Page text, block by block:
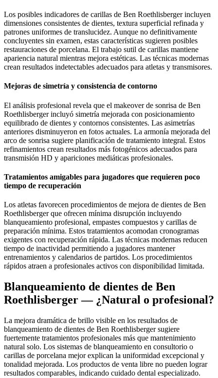
Los posibles indicadores de carillas de Ben Roethlisberger incluyen
dimensiones consistentes de dientes, textura superficial refinada y
patrones uniformes de translucidez. Aunque no definitivamente
concluyentes sin examen, estas características sugieren posibles
restauraciones de porcelana. El trabajo sutil de carillas mantiene
apariencia natural mientras mejora estéticas. Las técnicas modernas
crean resultados indetectables adecuados para atletas y transmisores.
Mejoras de simetría y consistencia de contorno
El análisis profesional revela que el makeover de sonrisa de Ben
Roethlisberger incluyó simetría mejorada con posicionamiento
equilibrado de dientes y contornos consistentes. Las asimetrías
anteriores disminuyeron en fotos actuales. La armonía mejorada del
arco de sonrisa sugiere planificación de tratamiento integral. Estos
refinamientos crean resultados más fotogénicos adecuados para
transmisión HD y apariciones mediáticas profesionales.
Tratamientos amigables para jugadores que requieren poco
tiempo de recuperación
Los atletas favorecen procedimientos de mejora de dientes de Ben
Roethlisberger que ofrecen mínima disrupción incluyendo
blanqueamiento profesional, empastes compuestos y carillas de
preparación mínima. Estos tratamientos acomodan cronogramas
exigentes con recuperación rápida. Las técnicas modernas reducen
tiempo de inactividad permitiendo a jugadores mantener
entrenamientos y calendarios de partidos. Los procedimientos
rápidos atraen a profesionales activos con disponibilidad limitada.
Blanqueamiento de dientes de Ben
Roethlisberger — ¿Natural o profesional?
La mejora dramática de brillo visible en los resultados de
blanqueamiento de dientes de Ben Roethlisberger sugiere
fuertemente tratamientos profesionales más que mantenimiento
natural solo. Los sistemas de blanqueamiento en consultorio o
carillas de porcelana mejor explican la uniformidad excepcional y
tonalidad mejorada. Los productos de venta libre no pueden lograr
resultados comparables, indicando cuidado dental especializado.